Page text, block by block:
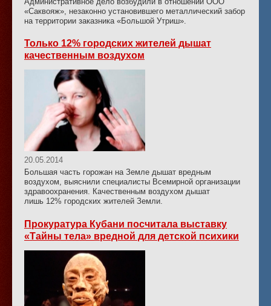
«Саквояж», незаконно установившего металлический забор
на территории заказника «Большой Утриш».
Только 12% городских жителей дышат
качественным воздухом
20.05.2014
Большая часть горожан на Земле дышат вредным
воздухом, выяснили специалисты Всемирной организации
здравоохранения. Качественным воздухом дышат
лишь 12% городских жителей Земли.
Прокуратура Кубани посчитала выставку
«Тайны тела» вредной для детской психики